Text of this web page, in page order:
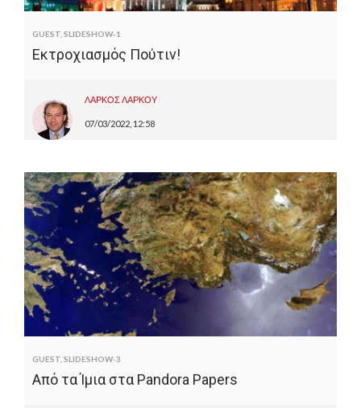
GUEST,SLIDESHOW-1
Εκτροχιασμός Πούτιν!
ΛΑΡΚΟΣ ΛΑΡΚΟΥ
07/03/2022, 12:58
GUEST SLIDESHOW-3
Από τα Ίμια στα Pandora Papers